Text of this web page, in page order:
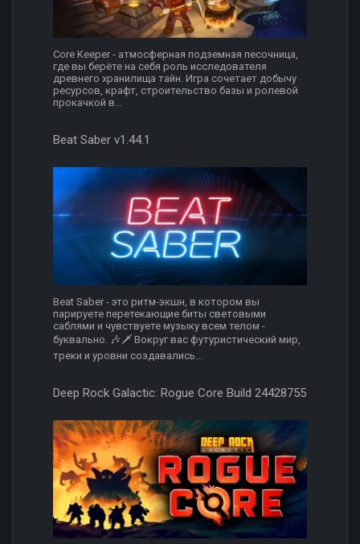
Core Keeper - атмосферная подземная песочница,
где вы берёте на себя роль исследователя
древнего хранилища тайн. Игра сочетает добычу
ресурсов, крафт, строительство базы и ролевой
прокачкой в...
Beat Saber v1.44.1
Beat Saber - это ритм-экшн, в котором вы
парируете перетекающие биты световыми
саблями и чувствуете музыку всем телом -
буквально. 🎶🗡️ Вокруг вас футуристический мир,
треки и уровни создавались...
Deep Rock Galactic: Rogue Core Build 24428755